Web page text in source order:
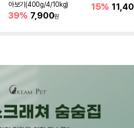
아보기(400g/4/10kg)
39% 7,900원
15%